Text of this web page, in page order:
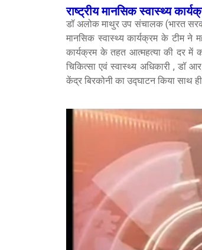
राष्ट्रीय मानसिक स्वास्थ्य
डॉ अलोक माथुर उप संचालक (भारत
मानसिक स्वास्थ्य कार्यक्रम के टीम ने
कार्यक्रम के तहत आत्महत्या की दर में
चिकित्सा एवं स्वास्थ्य अधिकारी , डॉ
केंद्र बिरकोनी का उद्घाटन किया साथ